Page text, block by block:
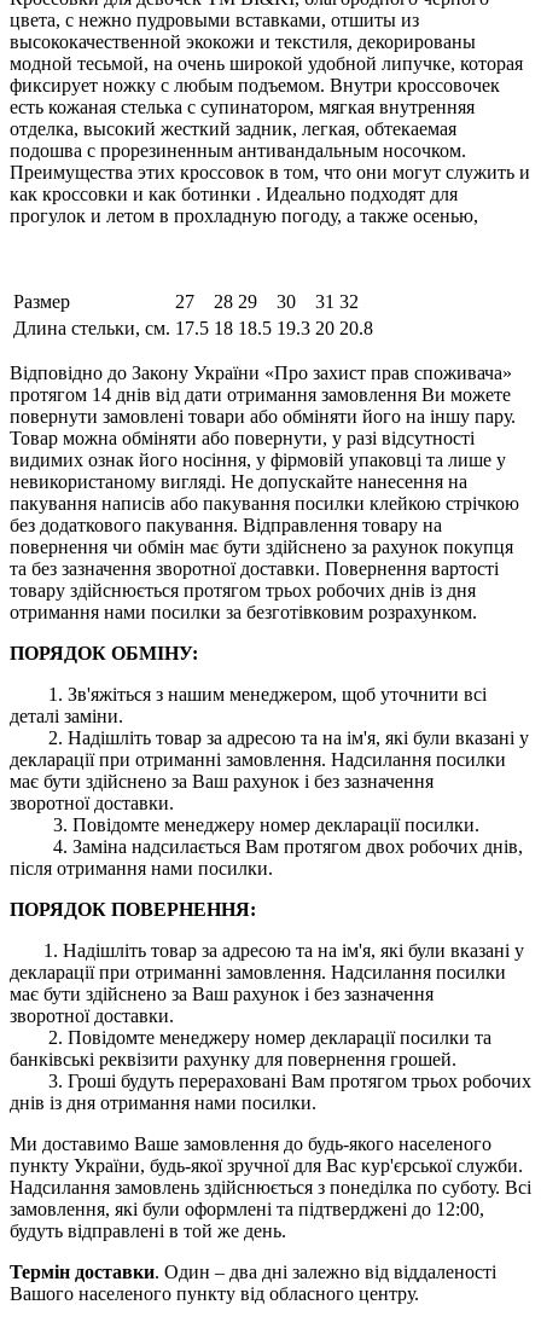
цвета, с нежно пудровыми вставками, отшиты из
высококачественной экокожи и текстиля, декорированы
модной тесьмой, на очень широкой удобной липучке, которая
фиксирует ножку с любым подъемом. Внутри кроссовочек
есть кожаная стелька с супинатором, мягкая внутренняя
отделка, высокий жесткий задник, легкая, обтекаемая
подошва с прорезиненным антивандальным носочком.
Преимущества этих кроссовок в том, что они могут служить и
как кроссовки и как ботинки . Идеально подходят для
прогулок и летом в прохладную погоду, а также осенью,
Размер 27 28 29 30 31 32
Длина стельки, см. 17.5 18 18.5 19.3 20 20.8
Відповідно до Закону України «Про захист прав споживача»
протягом 14 днів від дати отримання замовлення Ви можете
повернути замовлені товари або обміняти його на іншу пару.
Товар можна обміняти або повернути, у разі відсутності
видимих ​​ознак його носіння, у фірмовій упаковці та лише у
невикористаному вигляді. Не допускайте нанесення на
пакування написів або пакування посилки клейкою стрічкою
без додаткового пакування. Відправлення товару на
повернення чи обмін має бути здійснено за рахунок покупця
та без зазначення зворотної доставки. Повернення вартості
товару здійснюється протягом трьох робочих днів із дня
отримання нами посилки за безготівковим розрахунком.
ПОРЯДОК ОБМІНУ:
1. Зв'яжіться з нашим менеджером, щоб уточнити всі
деталі заміни.
2. Надішліть товар за адресою та на ім'я, які були вказані у
декларації при отриманні замовлення. Надсилання посилки
має бути здійснено за Ваш рахунок і без зазначення
зворотної доставки.
3. Повідомте менеджеру номер декларації посилки.
4. Заміна надсилається Вам протягом двох робочих днів,
після отримання нами посилки.
ПОРЯДОК ПОВЕРНЕННЯ:
1. Надішліть товар за адресою та на ім'я, які були вказані у
декларації при отриманні замовлення. Надсилання посилки
має бути здійснено за Ваш рахунок і без зазначення
зворотної доставки.
2. Повідомте менеджеру номер декларації посилки та
банківські реквізити рахунку для повернення грошей.
3. Гроші будуть перераховані Вам протягом трьох робочих
днів із дня отримання нами посилки.
Ми доставимо Ваше замовлення до будь-якого населеного
пункту України, будь-якої зручної для Вас кур'єрської служби.
Надсилання замовлень здійснюється з понеділка по суботу. Всі
замовлення, які були оформлені та підтверджені до 12:00,
будуть відправлені в той же день.
Термін доставки. Один – два дні залежно від віддаленості
Вашого населеного пункту від обласного центру.